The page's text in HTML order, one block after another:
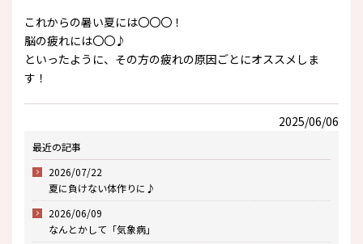
これからの暑い夏には〇〇〇！
脳の疲れには〇〇♪
といったように、その方の疲れの原因ごとにオススメしま
す！
2025/06/06
最近の記事
2026/07/22
夏に負けない体作りに♪
2026/06/09
なんとかして「気象病」